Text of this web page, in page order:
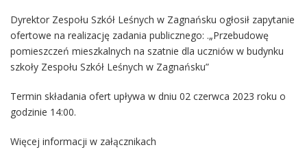
Dyrektor Zespołu Szkół Leśnych w Zagnańsku ogłosił zapytanie
ofertowe na realizację zadania publicznego: .„Przebudowę
pomieszczeń mieszkalnych na szatnie dla uczniów w budynku
szkoły Zespołu Szkół Leśnych w Zagnańsku”
Termin składania ofert upływa w dniu 02 czerwca 2023 roku o
godzinie 14:00.
Więcej informacji w załącznikach